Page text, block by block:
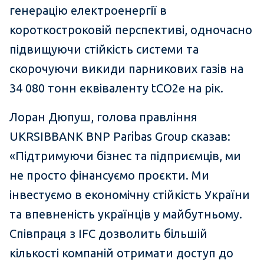
генерацію електроенергії в
короткостроковій перспективі, одночасно
підвищуючи стійкість системи та
скорочуючи викиди парникових газів на
34 080 тонн еквіваленту tCO2e на рік.
Лоран Дюпуш, голова правління
UKRSIBBANK BNP Paribas Group сказав:
«Підтримуючи бізнес та підприємців, ми
не просто фінансуємо проєкти. Ми
інвестуємо в економічну стійкість України
та впевненість українців у майбутньому.
Співпраця з IFC дозволить більшій
кількості компаній отримати доступ до